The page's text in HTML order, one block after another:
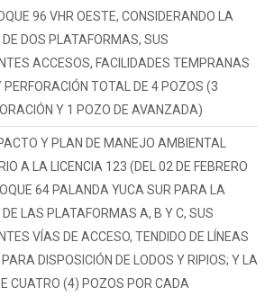
CONCESIONES
MINERAS
TRES
CERRILLOS
CÓDIGO
40000245
Y
LA
PRIMAVERA
CÓDIGO
40000246
96 VHR OESTE, CONSIDERANDO LA
DOS PLATAFORMAS, SUS
ACCESOS, FACILIDADES TEMPRANAS
PERFORACIÓN TOTAL DE 4 POZOS (3
Y 1 POZO DE AVANZADA)
Y PLAN DE MANEJO AMBIENTAL
A LA LICENCIA 123 (DEL 02 DE FEBRERO
64 PALANDA YUCA SUR PARA LA
LAS PLATAFORMAS A, B Y C, SUS
VÍAS DE ACCESO, TENDIDO DE LÍNEAS
DISPOSICIÓN DE LODOS Y RIPIOS; Y LA
CUATRO (4) POZOS POR CADA